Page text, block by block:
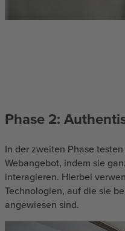
Phase 2:
In der zweiten Phase
Webangebot, indem sie
interagieren. Hierbei
Technologien, auf die sie
angewiesen sind.